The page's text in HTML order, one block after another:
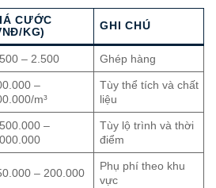
CƯỚC
KG)
GHI CHÚ
– 2.500 Ghép hàng
–
m³
Tùy thể tích và chất
liệu
–
Tùy lộ trình và thời
điểm
– 200.000
Phụ phí theo khu
vực